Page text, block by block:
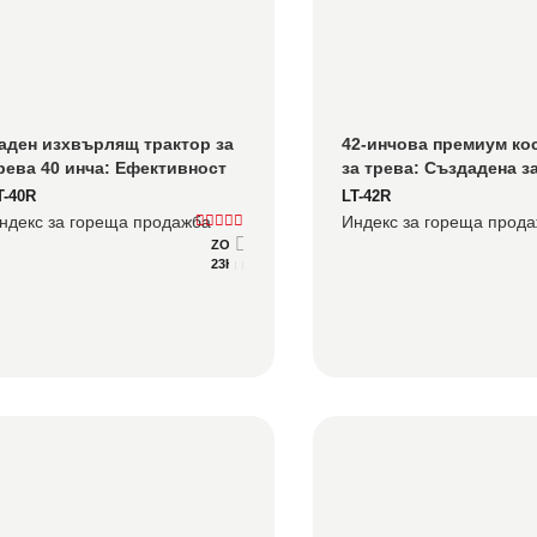
изхвърлящ трактор за
40 инча: Ефективност
събиране на ниво имение
големи жилищни имоти
40R
за гореща продажба
ZONSEN XP680-2
23HP
42-инчова премиум
за трева: Създадена
часови дни, не за
през уикенда
LT-42R
Индекс за гореща